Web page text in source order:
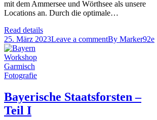
mit dem Ammersee und Wörthsee als unsere
Locations an. Durch die optimale…
Read details
25. März 2023Leave a commentBy Marker92e
Bayerische Staatsforsten –
Teil I